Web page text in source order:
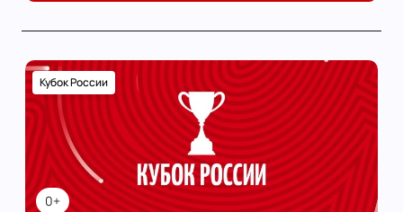
0+
Кубок России